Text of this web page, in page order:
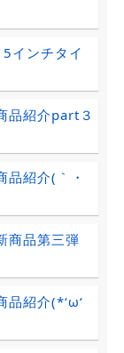
インチタイ
品紹介part３
紹介(｀・
商品第三弾
紹介(*‘ω‘